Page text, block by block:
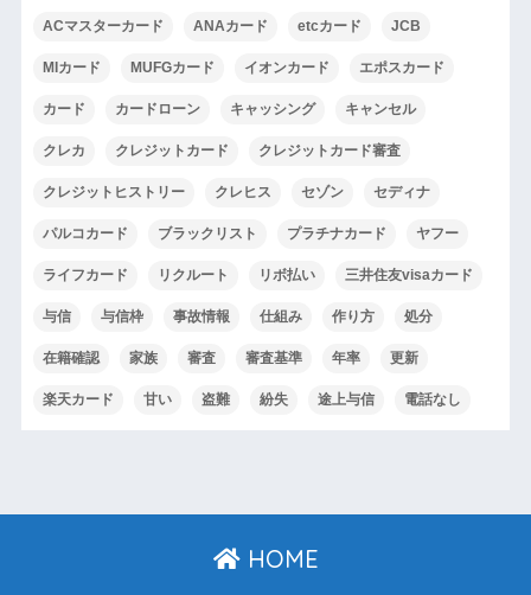
ACマスターカード ANAカード etcカード JCB
MIカード MUFGカード イオンカード エポスカード
カード カードローン キャッシング キャンセル
クレカ クレジットカード クレジットカード審査
クレジットヒストリー クレヒス セゾン セディナ
パルコカード ブラックリスト プラチナカード ヤフー
ライフカード リクルート リボ払い 三井住友visaカード
与信 与信枠 事故情報 仕組み 作り方 処分
在籍確認 家族 審査 審査基準 年率 更新
楽天カード 甘い 盗難 紛失 途上与信 電話なし
HOME